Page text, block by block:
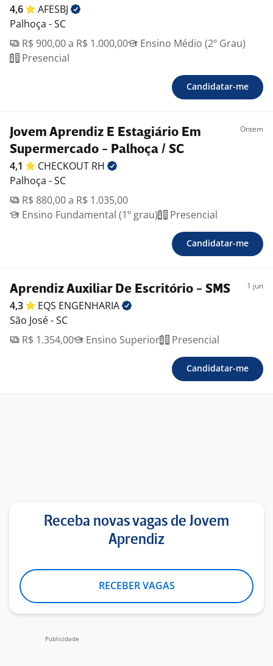
4,6
AFESBJ
Palhoça - SC
R$ 900,00 a R$ 1.000,00
Ensino Médio (2º Grau)
Presencial
Candidatar-me
Jovem Aprendiz E Estagiário Em
Supermercado - Palhoça / SC
Ontem
4,1 CHECKOUT RH
Palhoça - SC
R$ 880,00 a R$ 1.035,00
Ensino Fundamental (1º grau)
Presencial
Candidatar-me
Aprendiz Auxiliar De Escritório - SMS 1 jun
4,3 EQS ENGENHARIA
São José - SC
R$ 1.354,00
Ensino Superior Presencial
Candidatar-me
Receba novas vagas de Jovem
Aprendiz
RECEBER VAGAS